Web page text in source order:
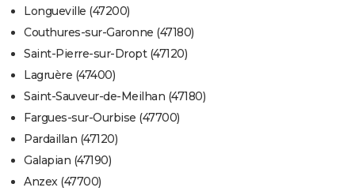
Longueville (47200)
Couthures-sur-Garonne (47180)
Saint-Pierre-sur-Dropt (47120)
Lagruère (47400)
Saint-Sauveur-de-Meilhan (47180)
Fargues-sur-Ourbise (47700)
Pardaillan (47120)
Galapian (47190)
Anzex (47700)